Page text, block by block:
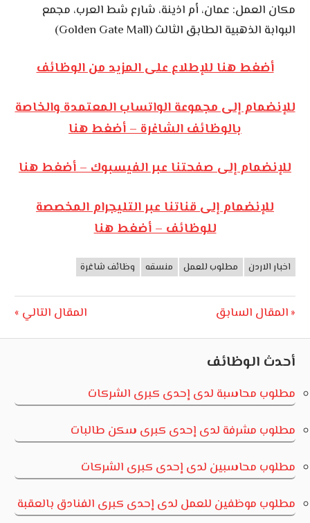
مكان العمل: عمان، أم اذينة، شارع شط العرب، مجمع
البوابة الذهبية الطابق الثالث (Golden Gate Mall)
أضغط هنا للإطلاع على المزيد من الوظائف
للإنضمام إلى مجموعة الواتساب المعتمدة والخاصة
بالوظائف الشاغرة – أضغط هنا
للإنضمام إلى صفحتنا عبر الفيسبوك – أضغط هنا
للإنضمام إلى قناتنا عبر التليجرام المخصصة
للوظائف – أضغط هنا
وظائف
اخبار الاردن مطلوب للعمل منسقه وظائف شاغرة
تصفّح
المقالات
Previous
المقال السابق
Next
المقال التالي
أحدث الوظائف
مطلوب محاسبة لدى إحدى كبرى الشركات
مطلوب مشرفة لدى إحدى كبرى سكن طالبات
مطلوب محاسبين لدى إحدى كبرى الشركات
مطلوب موظفين للعمل لدى إحدى كبرى الفنادق بالعقبة